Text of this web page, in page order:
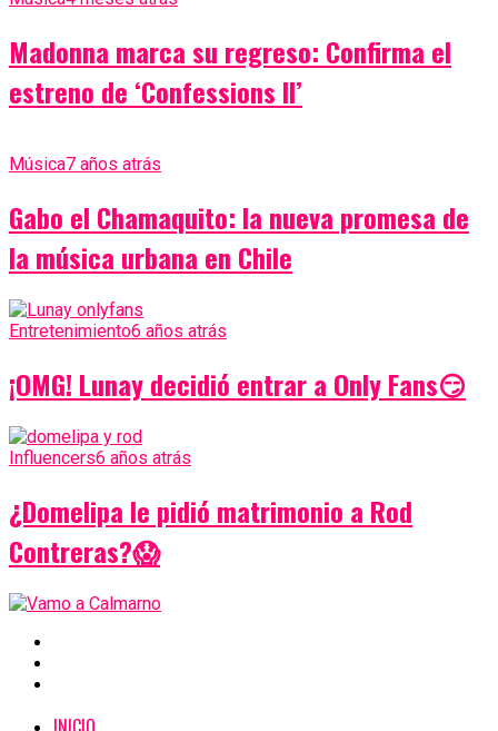
Madonna marca su regreso: Confirma el
estreno de ‘Confessions II’
Música7 años atrás
Gabo el Chamaquito: la nueva promesa de
la música urbana en Chile
Entretenimiento6 años atrás
¡OMG! Lunay decidió entrar a Only Fans😏
Influencers6 años atrás
¿Domelipa le pidió matrimonio a Rod
Contreras?😱